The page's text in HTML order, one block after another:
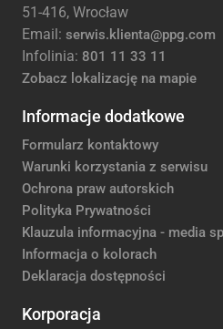
51-416, Wrocław
Email: serwis.klienta@ppg.com
Infolinia: 801 11 33 11
Zobacz lokalizację na mapie
Informacje dodatkowe
Formularz kontaktowy
Warunki korzystania z serwisu
Ochrona praw autorskich
Polityka Prywatności
Klauzula informacyjna - media
Informacja o kolorach
Deklaracja dostępności
Korporacja